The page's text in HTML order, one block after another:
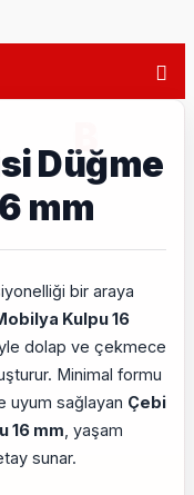
Düğme
mm
bir araya
Kulpu 16
dolap ve çekmece
Minimal formu
uyum sağlayan Çebi
16 mm , yaşam
sunar.